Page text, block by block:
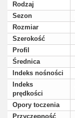
Rodzaj
Sezon
Rozmiar
Szerokość
Profil
Średnica
Indeks nośności
Indeks
prędkości
Opory toczenia
Przyczepność